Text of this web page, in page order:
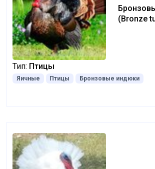
(Bronze
Тип: Птицы
Яичные Птицы Бронзовые индюки